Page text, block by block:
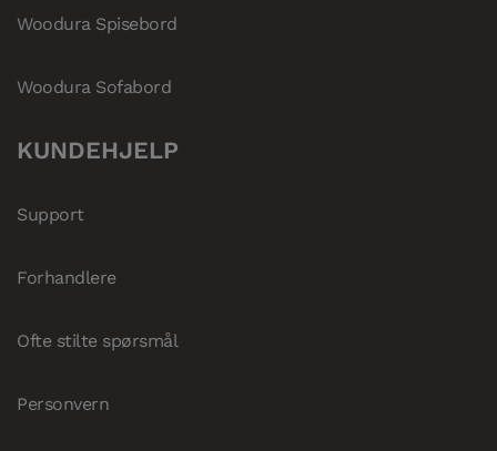
Woodura Spisebord
Woodura Sofabord
KUNDEHJELP
Support
Forhandlere
Ofte stilte spørsmål
Personvern